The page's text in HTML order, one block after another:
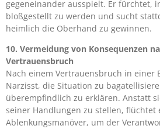
gegeneinander ausspielt. Er fürchtet,
bloßgestellt zu werden und sucht
heimlich die Oberhand zu gewinnen.
10. Vermeidung von Konsequenzen
Vertrauensbruch
Nach einem Vertrauensbruch in einer
Narzisst, die Situation zu
überempfindlich zu erklären. Anstatt
seiner Handlungen zu stellen, flüchtet
Ablenkungsmanöver, um der